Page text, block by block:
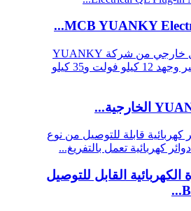
MCB YUANKY
الكهربائية القابل للتوصيل